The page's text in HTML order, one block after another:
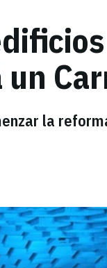
un
la